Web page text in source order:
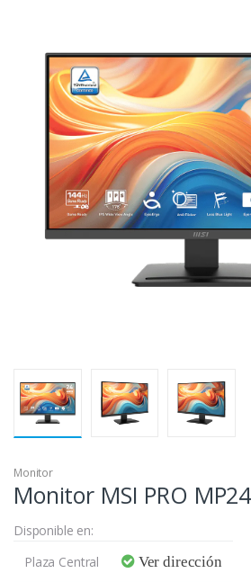
Monitor
Monitor MSI PRO
Disponible en:
Plaza Central
Ver dirección